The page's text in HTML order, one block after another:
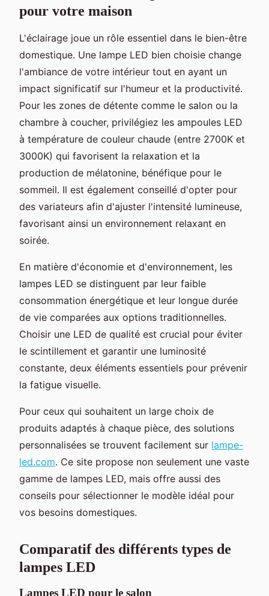
pour votre maison
L'éclairage joue un rôle essentiel dans le bien-être
domestique. Une lampe LED bien choisie change
l'ambiance de votre intérieur tout en ayant un
impact significatif sur l'humeur et la productivité.
Pour les zones de détente comme le salon ou la
chambre à coucher, privilégiez les ampoules LED
à température de couleur chaude (entre 2700K et
3000K) qui favorisent la relaxation et la
production de mélatonine, bénéfique pour le
sommeil. Il est également conseillé d'opter pour
des variateurs afin d'ajuster l'intensité lumineuse,
favorisant ainsi un environnement relaxant en
soirée.
En matière d'économie et d'environnement, les
lampes LED se distinguent par leur faible
consommation énergétique et leur longue durée
de vie comparées aux options traditionnelles.
Choisir une LED de qualité est crucial pour éviter
le scintillement et garantir une luminosité
constante, deux éléments essentiels pour prévenir
la fatigue visuelle.
Pour ceux qui souhaitent un large choix de
produits adaptés à chaque pièce, des solutions
personnalisées se trouvent facilement sur lampe-
led.com. Ce site propose non seulement une vaste
gamme de lampes LED, mais offre aussi des
conseils pour sélectionner le modèle idéal pour
vos besoins domestiques.
Comparatif des différents types de
lampes LED
Lampes LED pour le salon